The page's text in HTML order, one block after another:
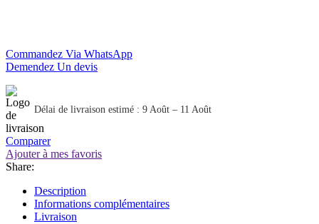
Commandez Via WhatsApp
Demendez Un devis
Délai de livraison estimé : 9 Août – 11 Août
Comparer
Ajouter à mes favoris
Share:
Description
Informations complémentaires
Livraison